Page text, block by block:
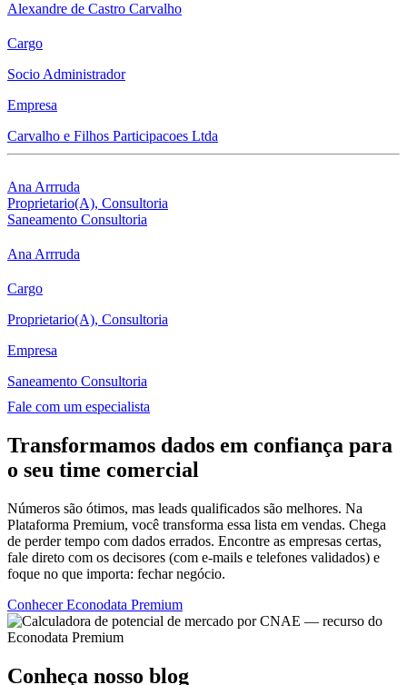
Alexandre de Castro Carvalho
Cargo
Socio Administrador
Empresa
Carvalho e Filhos Participacoes Ltda
Ana Arrruda
Proprietario(A), Consultoria
Saneamento Consultoria
Ana Arrruda
Cargo
Proprietario(A), Consultoria
Empresa
Saneamento Consultoria
Fale com um especialista
Transformamos dados em confiança para
o seu time comercial
Números são ótimos, mas leads qualificados são melhores. Na
Plataforma Premium, você transforma essa lista em vendas. Chega
de perder tempo com dados errados. Encontre as empresas certas,
fale direto com os decisores (com e-mails e telefones validados) e
foque no que importa: fechar negócio.
Conhecer Econodata Premium
Conheça nosso blog